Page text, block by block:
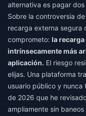
alternativa es pagar
Sobre la controversia
recarga externa segura
comprometo: la
intrínsecamente más
aplicación. El riesgo
elijas. Una plataforma
usuario público y nunca
de 2026 que he
ampliamente sin